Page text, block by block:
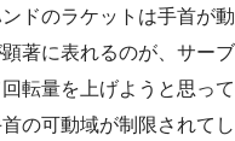
ドのラケットは手首が動
著に表れるのが、サーブ
転量を上げようと思って
の可動域が制限されてし